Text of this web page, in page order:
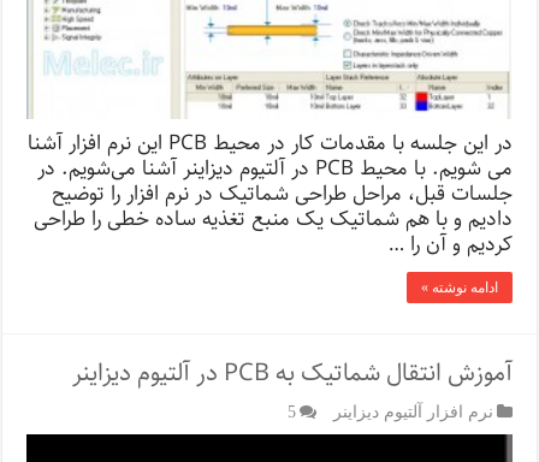
در این جلسه با مقدمات کار در محیط PCB این نرم افزار آشنا
می شویم. با محیط PCB در آلتیوم دیزاینر آشنا می‌شویم. در
جلسات قبل، مراحل طراحی شماتیک در نرم افزار را توضیح
دادیم و با هم شماتیک یک منبع تغذیه ساده خطی را طراحی
کردیم و آن را …
ادامه نوشته »
آموزش انتقال شماتیک به PCB در آلتیوم دیزاینر
نرم افزار آلتیوم دیزاینر 5